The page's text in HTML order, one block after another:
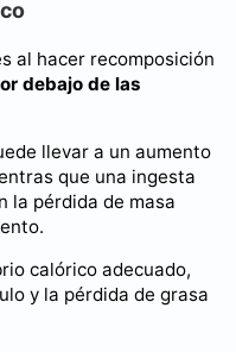
al hacer recomposición
debajo de las
llevar a un aumento
que una ingesta
la pérdida de masa
calórico adecuado,
y la pérdida de grasa